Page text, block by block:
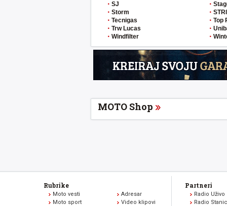
SJ
Storm
Tecnigas
Trw Lucas
Windfilter
Top
MOTO Shop
Rubrike
Moto vesti
Moto sport
Adresar
Video klipovi
Partneri
Radio Uživo
Radio